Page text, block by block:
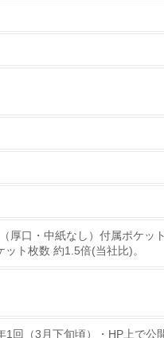
販売目標や計画を立てている
や計画を立てている
厚口・中紙なし）付属ポケッ
ト枚数 約1.5倍(当社比)。
1回（3月下旬頃）・HP上で公